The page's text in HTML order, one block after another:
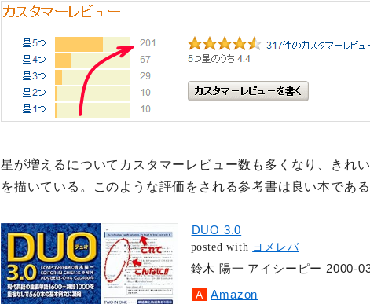
星が増えるについてカスタマーレビュー数も多くなり、きれ
を描いている。このような評価をされる参考書は良い本である
DUO 3.0
posted with ヨメレバ
鈴木 陽一 アイシーピー 2000-
Amazon